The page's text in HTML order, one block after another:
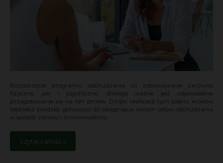
Rozpoczęcie programu odchudzania to zobowiązanie zarówno
fizyczne, jak i psychiczne, dlatego ważne jest odpowiednie
przygotowanie się na ten proces. Dzięki realizacji tych pięciu kroków
będziesz bardziej gotowy(a) do osiągnięcia swoich celów odchudzania
w sposób zdrowy i zrównoważony.
czytaj całość »